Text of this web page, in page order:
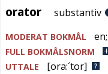
orator
orator substantiv
MODERAT BOKMÅL en;
FULL BOKMÅLSNORM
UTTALE
[ora:´tor]